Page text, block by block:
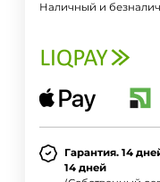
Наличный и
Гарантия. 14
14 дней